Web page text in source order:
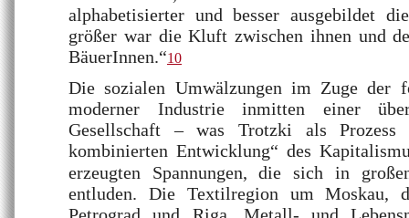
alphabetisierter und besser ausgebildet
größer war die Kluft zwischen ihnen und
BäuerInnen.“10
Die sozialen Umwälzungen im Zuge der
moderner Industrie inmitten einer
Gesellschaft – was Trotzki als Prozess
kombinierten Entwicklung“ des
erzeugten Spannungen, die sich in
entluden. Die Textilregion um Moskau,